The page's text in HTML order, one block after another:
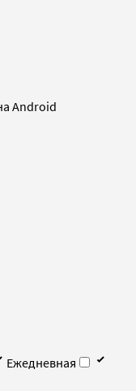
Android
Ежедневная